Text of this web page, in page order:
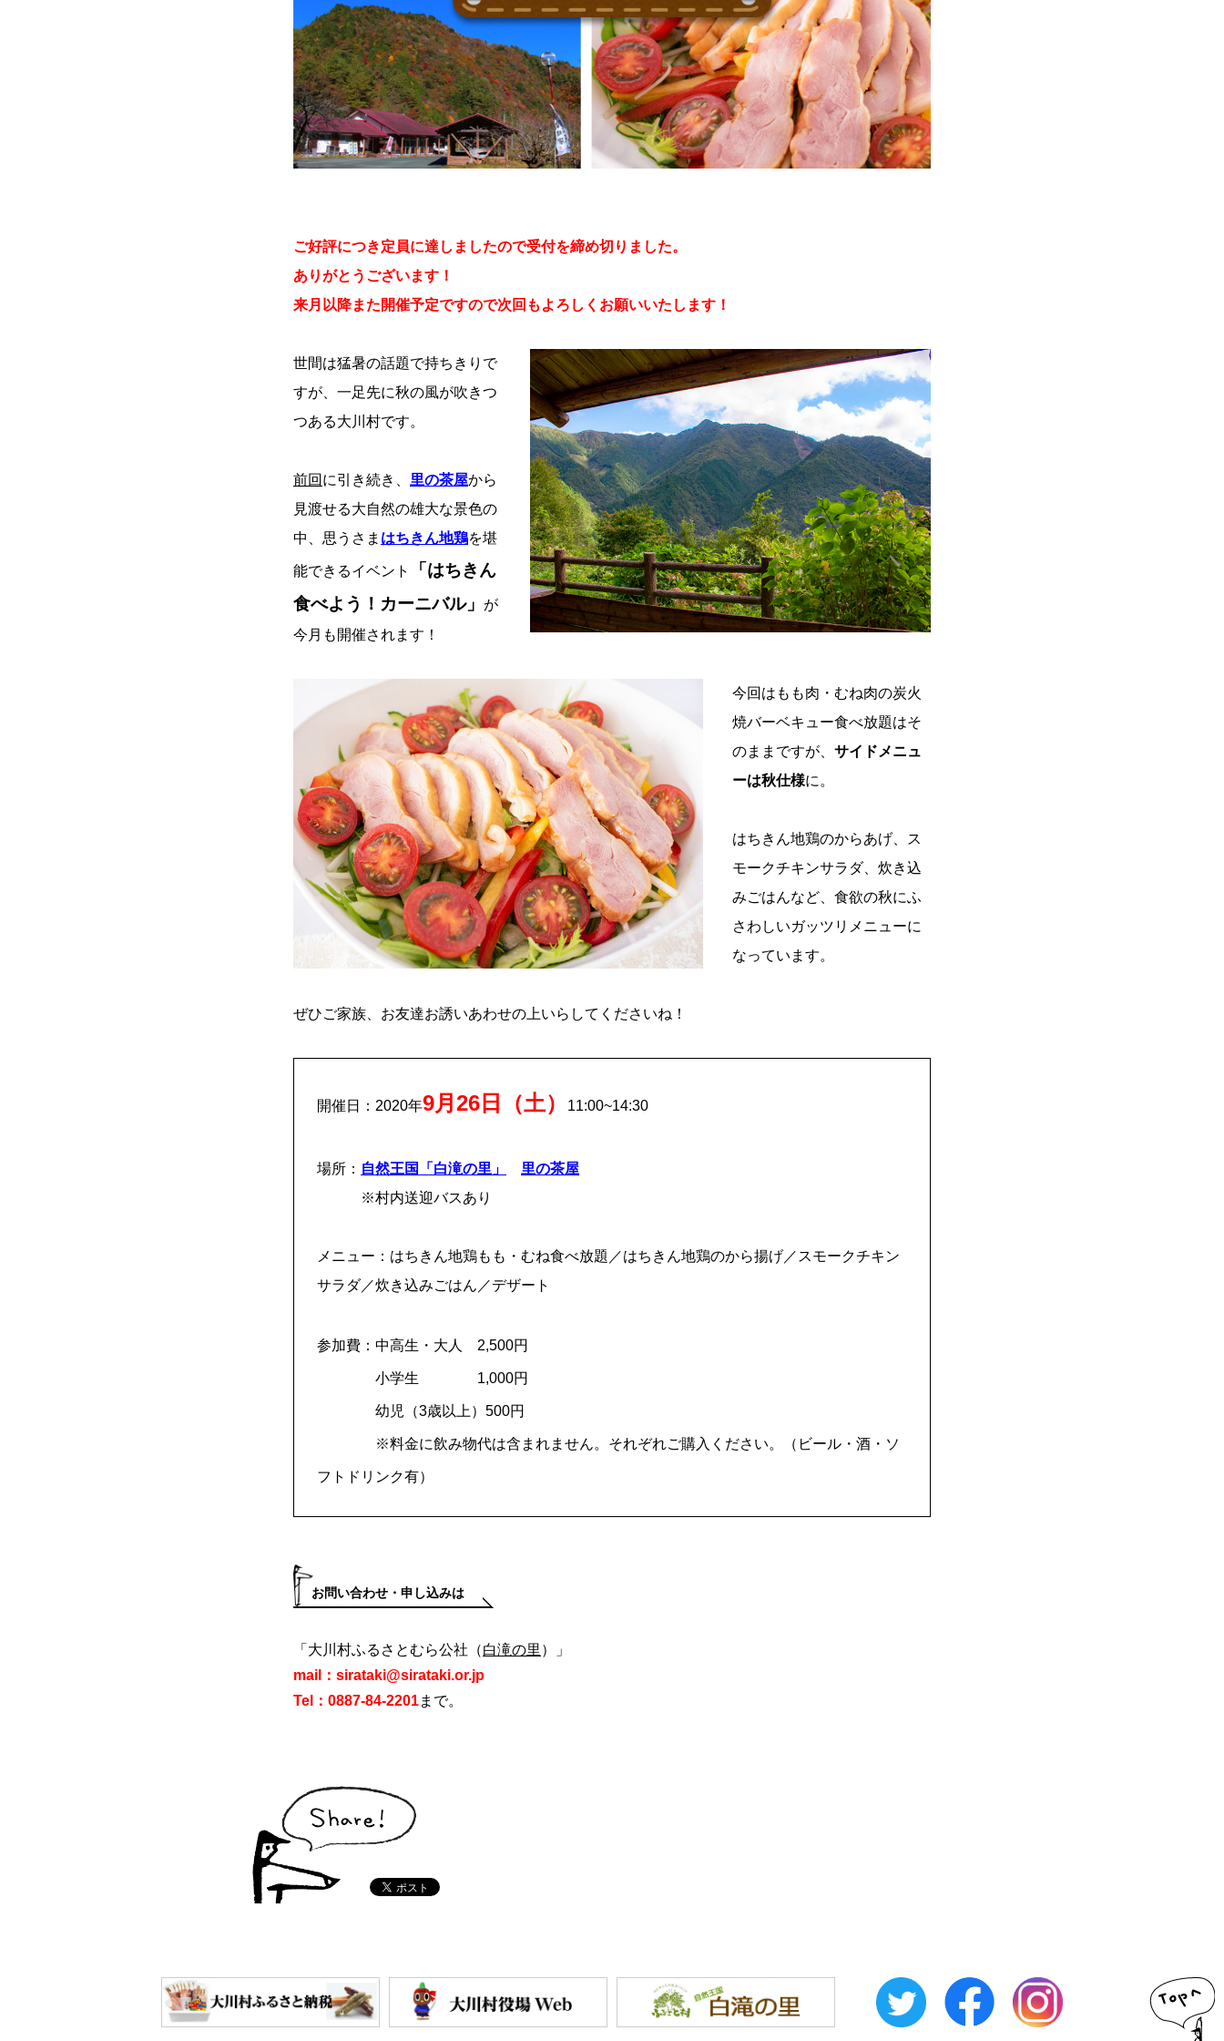
ご好評につき定員に達しましたので受付を締め切りました。
ありがとうございます！
来月以降また開催予定ですので次回もよろしくお願いいたします！
世間は猛暑の話題で持ちきりで
すが、一足先に秋の風が吹きつ
つある大川村です。
前回 に引き続き、 里の茶屋から
見渡せる大自然の雄大な景色の
中、思うさま はちきん地鶏を堪
能できるイベント
「はちきん
食べよう！カーニバル」
が
今月も開催されます！
今回はもも肉・むね肉の炭火
焼バーベキュー食べ放題はそ
のままですが、 サイドメニュ
ーは秋仕様に。
はちきん地鶏のからあげ、ス
モークチキンサラダ、炊き込
みごはんなど、食欲の秋にふ
さわしいガッツリメニューに
なっています。
ぜひご家族、お友達お誘いあわせの上いらしてくださいね！
開催日：2020年9月26日（土） 11:00~14:30
場所： 自然王国「白滝の里」
里の茶屋
※村内送迎バスあり
メニュー：はちきん地鶏もも・むね食べ放題／はちきん地鶏のから揚げ／スモークチキン
サラダ／炊き込みごはん／デザート
参加費：中高生・大人 2,500円
小学生 1,000円
幼児（3歳以上）500円
※料金に飲み物代は含まれません。それぞれご購入ください。（ビール・酒・ソ
フトドリンク有）
お問い合わせ・申し込みは
「大川村ふるさとむら公社（白滝の里 ）」
mail：sirataki@sirataki.or.jp
Tel：0887‐84‐2201まで。